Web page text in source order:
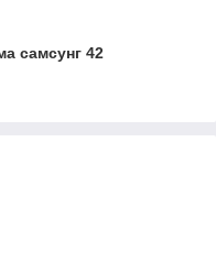
самсунг 42